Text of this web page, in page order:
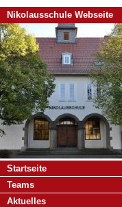
Nikolausschule Webseite
Navigation
überspringen
Startseite
Teams
Aktuelles